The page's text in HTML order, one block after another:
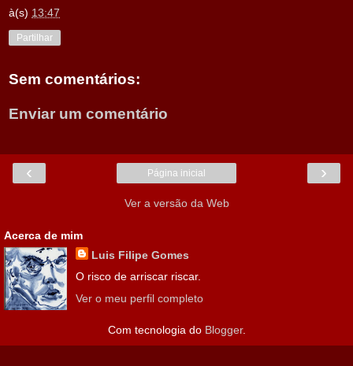
à(s) 13:47
Partilhar
Sem comentários:
Enviar um comentário
‹ ›
Página inicial
Ver a versão da Web
Acerca de mim
Luis Filipe Gomes
O risco de arriscar riscar.
Ver o meu perfil completo
Com tecnologia do Blogger.